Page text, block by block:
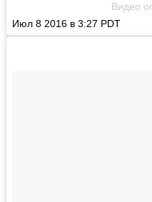
Видео
Июл 8 2016 в 3:27 PDT